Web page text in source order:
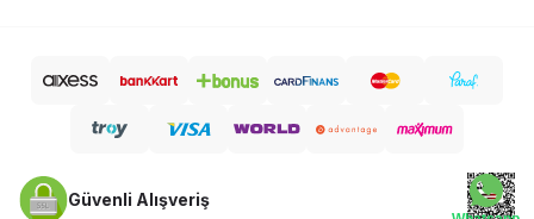
Güvenli Alışveriş